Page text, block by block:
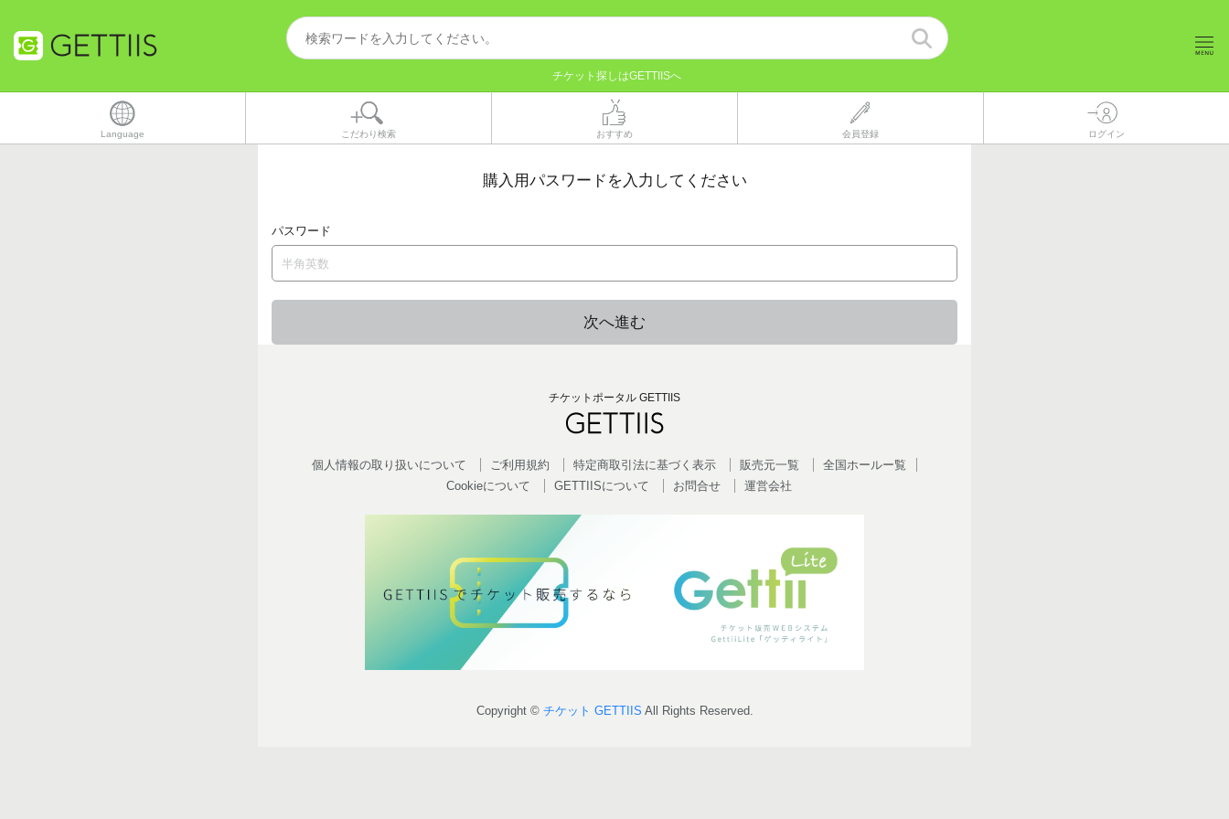
チケット探しはGETTIISへ
Language こだわり検索 おすすめ 会員登録 ログイン
購入用パスワードを入力してください
パスワード
次へ進む
チケットポータル GETTIIS
個人情報の取り扱いについて ご利用規約 特定商取引法に基づく表示 販売元一覧
全国ホールー覧
Cookieについて
GETTIISについて お問合せ 運営会社
Copyright © チケット GETTIIS All Rights Reserved.